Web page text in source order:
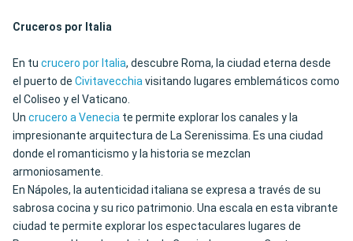
Cruceros por Italia
En tu crucero por Italia, descubre Roma, la ciudad eterna desde
el puerto de Civitavecchiavisitando lugares emblemáticos como
el Coliseo y el Vaticano.
Un crucero a Venecia te permite explorar los canales y la
impresionante arquitectura de La Serenissima. Es una ciudad
donde el romanticismo y la historia se mezclan
armoniosamente.
En Nápoles, la autenticidad italiana se expresa a través de su
sabrosa cocina y su rico patrimonio. Una escala en esta vibrante
ciudad te permite explorar los espectaculares lugares de